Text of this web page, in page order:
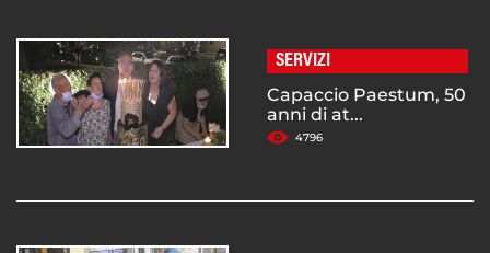
SERVIZI
Capaccio Paestum, 50
anni di at...
4796